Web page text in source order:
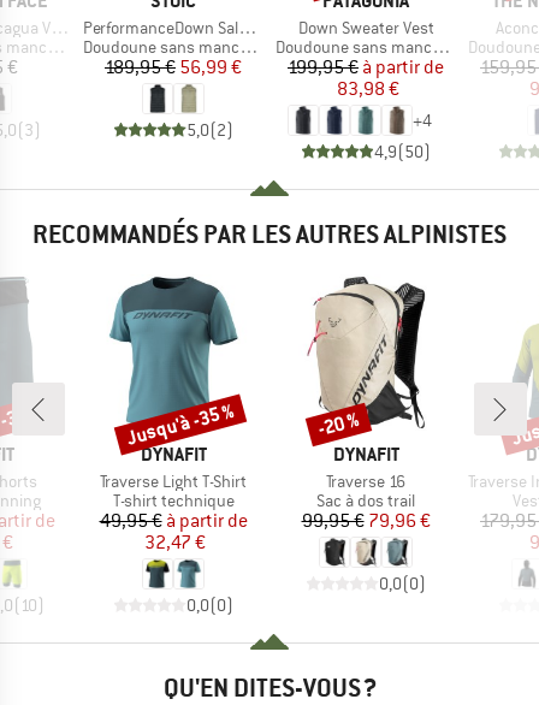
Vest
€
(3)
Article
PerformanceDown SalmiSt. Vest
Product group
Doudoune sans manches
Prix
189,95 €Prix réduit
56,99 €
5,0(2)
Article
Down Sweater Vest
Product group
Doudoune sans manches
Prix
199,95 € Prix réduit
à partir de
83,98 €
+4
4,9(50)
Article
Product
Doudoune
RECOMMANDÉS PAR LES AUTRES ALPINISTES
réduit
de
(10)
%
MARQUE
DYNAFIT
Article
Traverse Light T-Shirt
Product group
T-shirt technique
Prix
49,95 € Prix réduit
à partir de
32,47 €
0,0(0)
Remise
Jusqu'à -35 %
MARQUE
DYNAFIT
Article
Traverse 16
Product group
Sac à dos trail
Prix
99,95 €Prix réduit
79,96 €
0,0(0)
Remise
-20 %
Article
Traverse
QU'EN DITES-VOUS ?